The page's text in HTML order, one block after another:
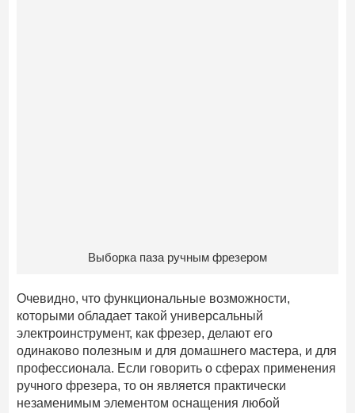
Выборка паза ручным фрезером
Очевидно, что функциональные возможности,
которыми обладает такой универсальный
электроинструмент, как фрезер, делают его
одинаково полезным и для домашнего мастера, и для
профессионала. Если говорить о сферах применения
ручного фрезера, то он является практически
незаменимым элементом оснащения любой